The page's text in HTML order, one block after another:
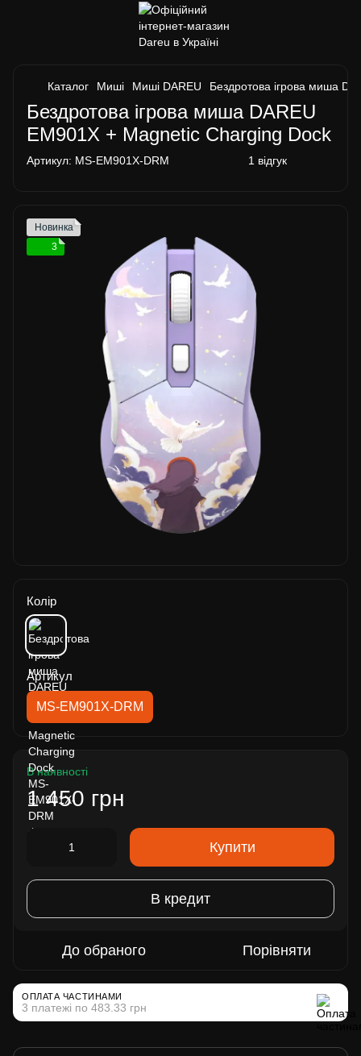
Каталог Миші Миші DAREU Бездротова ігрова миша
Бездротова ігрова миша DAREU
EM901X + Magnetic Charging Dock
Артикул: MS-EM901X-DRM 1 відгук
Новинка
3
Колір
Артикул
MS-EM901X-DRM
В наявності
1 450 грн
Купити
В кредит
До обраного Порівняти
ОПЛАТА ЧАСТИНАМИ
3 платежі по 483.33 грн